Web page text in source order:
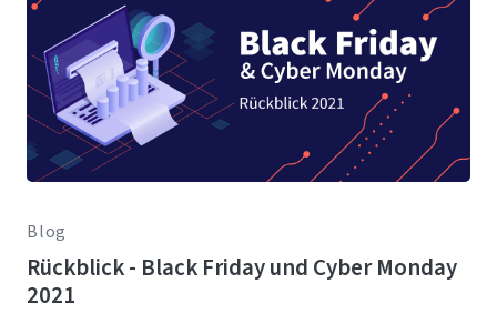
Blog
Rückblick - Black Friday und Cyber Monday
2021